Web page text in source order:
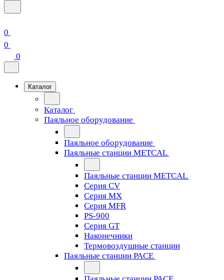
0
0
0
Каталог
Каталог
Паяльное оборудование
Паяльное оборудование
Паяльные станции METCAL
Паяльные станции METCAL
Серия CV
Серия MX
Серия MFR
PS-900
Серия GT
Наконечники
Термовоздушные станции
Паяльные станции PACE